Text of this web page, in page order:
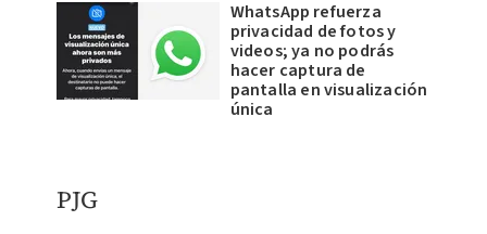
WhatsApp refuerza
privacidad de fotos y
videos; ya no podrás
hacer captura de
pantalla en visualización
única
PJG